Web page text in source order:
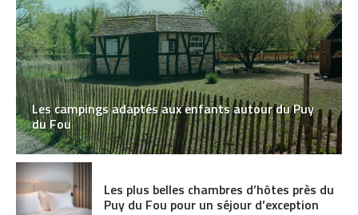
Les campings adaptés aux enfants autour du Puy
du Fou
Les plus belles chambres d’hôtes près du
Puy du Fou pour un séjour d’exception